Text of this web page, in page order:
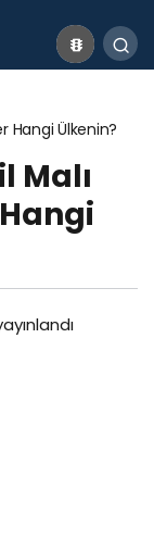
Hangi Ülkenin?
Malı